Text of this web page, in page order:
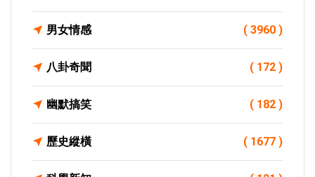
男女情感 ( 3960 )
八卦奇聞 ( 172 )
幽默搞笑 ( 182 )
歷史縱橫 ( 1677 )